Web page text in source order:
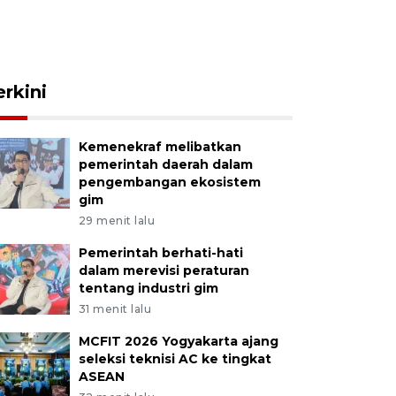
Kemenekraf melibatkan
pemerintah daerah dalam
pengembangan ekosistem
gim
29 menit lalu
Pemerintah berhati-hati
dalam merevisi peraturan
tentang industri gim
31 menit lalu
MCFIT 2026 Yogyakarta ajang
seleksi teknisi AC ke tingkat
ASEAN